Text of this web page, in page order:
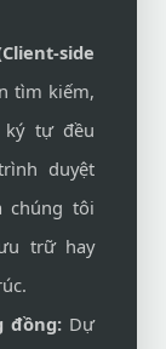
side
tìm kiếm,
ký tự đều
duyệt
chúng tôi
trữ hay
đồng:Dự